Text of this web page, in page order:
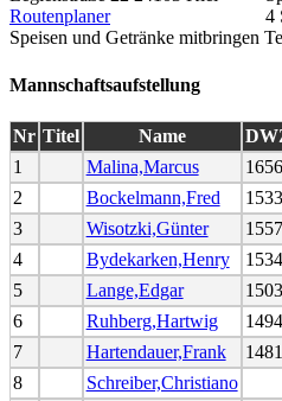
Routenplaner
4
Speisen und Getränke mitbringen
Mannschaftsaufstellung
Nr Titel Name
1
Malina,Marcus 1656
2
Bockelmann,Fred 1533
3
Wisotzki,Günter
1557
4
Bydekarken,Henry 1534
5
Lange,Edgar 1503
6
Ruhberg,Hartwig 1494
7
Hartendauer,Frank
1481
8
Schreiber,Christiano